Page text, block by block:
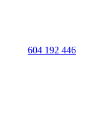
604 192 446